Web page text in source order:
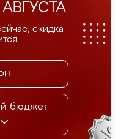
скидка
бюджет